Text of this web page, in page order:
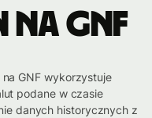
na GNF
GNF wykorzystuje
podane w czasie
danych historycznych z